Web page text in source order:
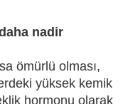
nadir
ömürlü olması,
yüksek kemik
hormonu olarak